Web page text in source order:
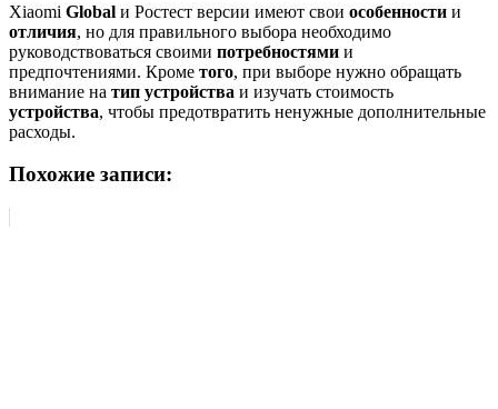
Xiaomi Global и Ростест версии имеют свои особенности и
отличия, но для правильного выбора необходимо
руководствоваться своими потребностями и
предпочтениями. Кроме того, при выборе нужно обращать
внимание на тип устройства и изучать стоимость
устройства, чтобы предотвратить ненужные дополнительные
расходы.
Похожие записи: